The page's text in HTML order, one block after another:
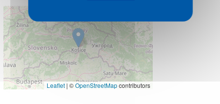
Leaflet | ©OpenStreetMapcontributors